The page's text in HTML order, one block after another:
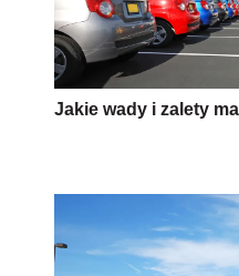
Jakie wady i zalety